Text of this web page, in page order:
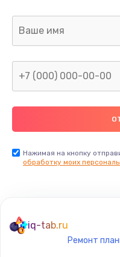
Ремонт
Нажимая на кнопку
обработку моих
iq-tab.ru
Ремонт